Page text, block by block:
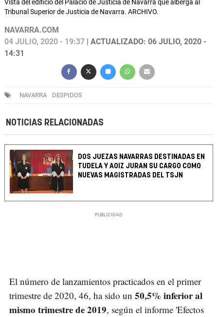
Vista del edificio del Palacio de Justicia de Navarra que alberga al
Tribunal Superior de Justicia de Navarra. ARCHIVO.
NAVARRA.COM
04 JULIO, 2020 - 19:37 | ACTUALIZADO: 06 JULIO, 2020 -
14:31
NAVARRA DESPIDOS
NOTICIAS RELACIONADAS
DOS JUEZAS NAVARRAS DESTINADAS EN
TUDELA Y AOIZ JURAN SU CARGO COMO
NUEVAS MAGISTRADAS DEL TSJN
El número de lanzamientos practicados en el primer
trimestre de 2020, 46, ha sido un 50,5% inferior al
mismo trimestre de 2019, según el informe 'Efectos